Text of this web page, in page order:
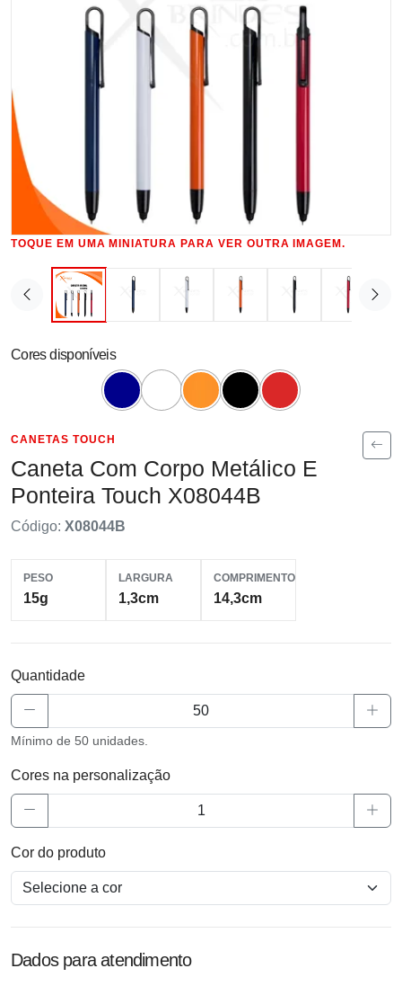
TOQUE EM UMA MINIATURA PARA VER OUTRA IMAGEM.
Cores disponíveis
CANETAS TOUCH
Caneta Com Corpo Metálico E
Ponteira Touch X08044B
Código: X08044B
PESO
15g
LARGURA
1,3cm
COMPRIMENTO
14,3cm
Quantidade
Mínimo de 50 unidades.
Cores na personalização
Cor do produto
Dados para atendimento